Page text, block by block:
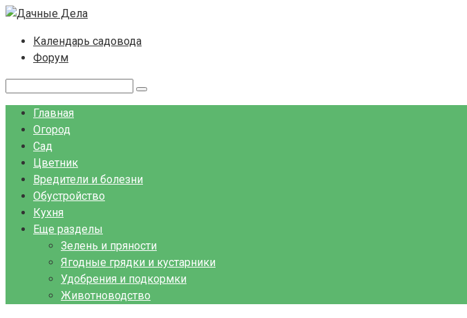
Перейти
контентуКалендарь садовода
Форум
Главная
Огород
Сад
Цветник
Вредители и болезни
Обустройство
Кухня
Еще разделы
Зелень и пряности
Ягодные грядки и кустарники
Удобрения и подкормки
Животноводство